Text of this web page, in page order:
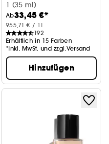
Puder
1 (35 ml)
Ab33,45 €*
955,71 € / 1L
192
Erhältlich in 15 Farben
*Inkl. MwSt. und zzgl.Versand
Hinzufügen